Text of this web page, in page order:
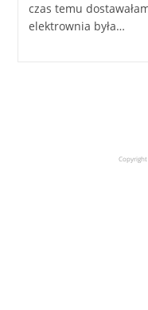
czas temu
elektrownia była…